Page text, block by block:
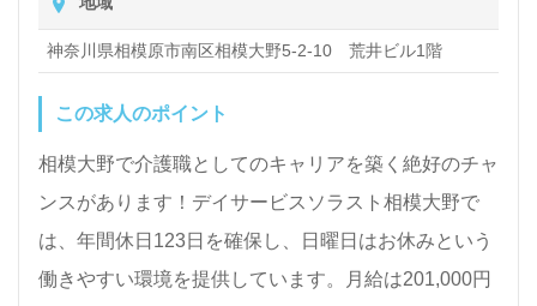
除、洗濯など日常生活のサポートなど
神奈川県相模原市南区相模大野5-2-10 荒井ビル1階
この求人のポイント
相模大野で介護職としてのキャリアを築く絶好のチャ
ンスがあります！デイサービスソラスト相模大野で
は、年間休日123日を確保し、日曜日はお休みという
働きやすい環境を提供しています。月給は201,000円